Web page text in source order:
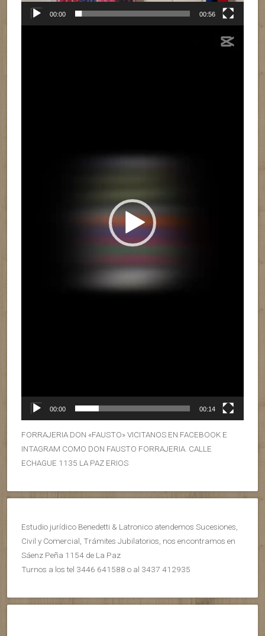
00:00 00:56
00:00 00:14
FORRAJERIA DON «FAUSTO» VICITANOS EN FACEBOOK E
INTAGRAM COMO DON FAUSTO FORRAJERIA. CALLE
ECHAGUE 1135 LA PAZ ERIOS
Estudio jurídico Benedetti & Latronico atendemos Sucesiones,
Civil y Comercial, Trámites Jubilatorios, nos encontramos en
Sáenz Peña 1154 de La Paz
Turnos a los tel 3446 641588 o al 3437 412935